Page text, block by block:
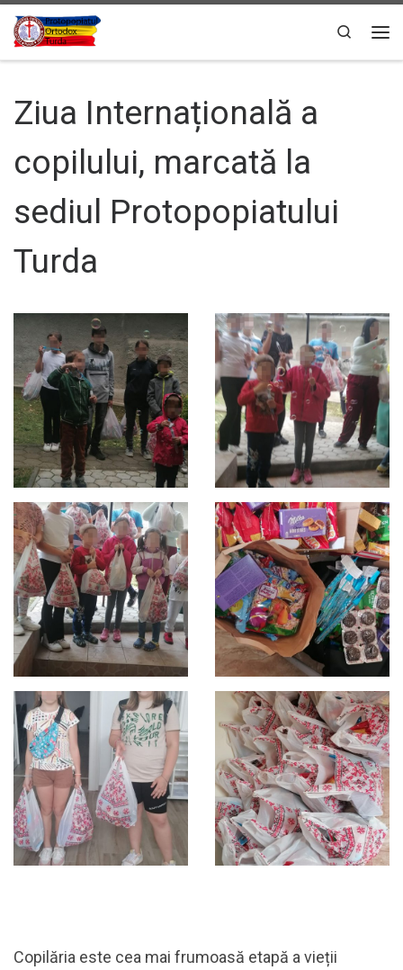
Sari la conținut
Search
Ziua Internațională a
copilului, marcată la
sediul Protopopiatului
Turda
Copilăria este cea mai frumoasă etapă a vieții